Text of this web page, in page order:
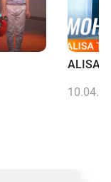
ALISA
10.04.26